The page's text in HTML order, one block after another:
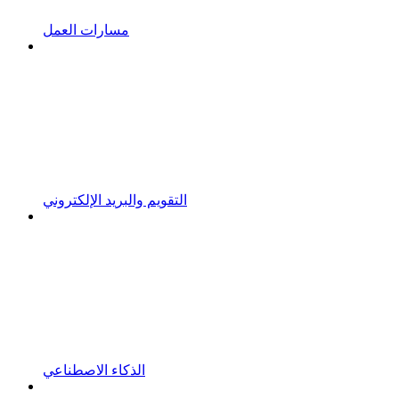
مسارات العمل
التقويم والبريد الإلكتروني
الذكاء الاصطناعي